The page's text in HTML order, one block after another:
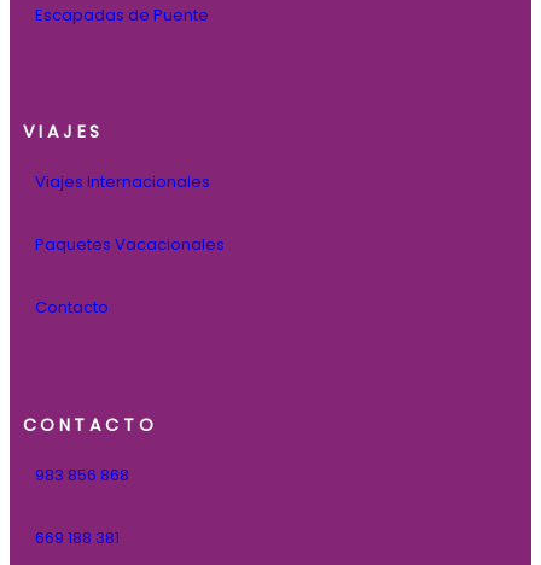
Escapadas de Puente
VIAJES
Viajes Internacionales
Paquetes Vacacionales
Contacto
CONTACTO
983 856 868
669 188 381